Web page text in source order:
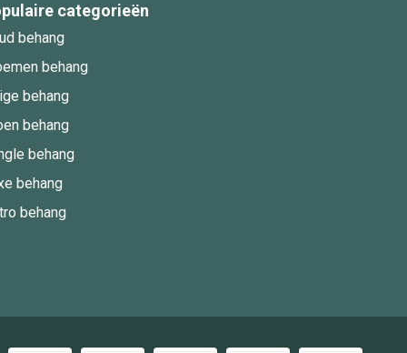
categorieën
behang
behang
behang
behang
behang
behang
behang